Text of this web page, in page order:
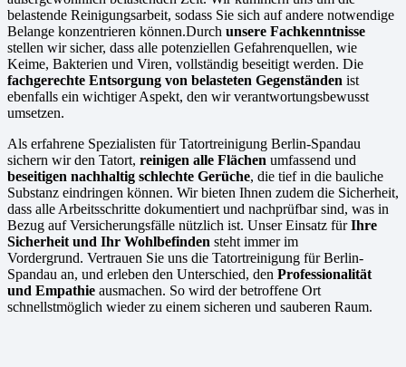
belastende Reinigungsarbeit, sodass Sie sich auf andere notwendige
Belange konzentrieren können.Durch unsere Fachkenntnisse
stellen wir sicher, dass alle potenziellen Gefahrenquellen, wie
Keime, Bakterien und Viren, vollständig beseitigt werden. Die
fachgerechte Entsorgung von belasteten Gegenständen ist
ebenfalls ein wichtiger Aspekt, den wir verantwortungsbewusst
umsetzen.
Als erfahrene Spezialisten für Tatortreinigung Berlin-Spandau
sichern wir den Tatort, reinigen alle Flächen umfassend und
beseitigen nachhaltig schlechte Gerüche, die tief in die bauliche
Substanz eindringen können. Wir bieten Ihnen zudem die Sicherheit,
dass alle Arbeitsschritte dokumentiert und nachprüfbar sind, was in
Bezug auf Versicherungsfälle nützlich ist. Unser Einsatz fürIhre
Sicherheit und Ihr Wohlbefinden steht immer im
Vordergrund. Vertrauen Sie uns die Tatortreinigung für Berlin-
Spandau an, und erleben den Unterschied, den Professionalität
und Empathie ausmachen. So wird der betroffene Ort
schnellstmöglich wieder zu einem sicheren und sauberen Raum.